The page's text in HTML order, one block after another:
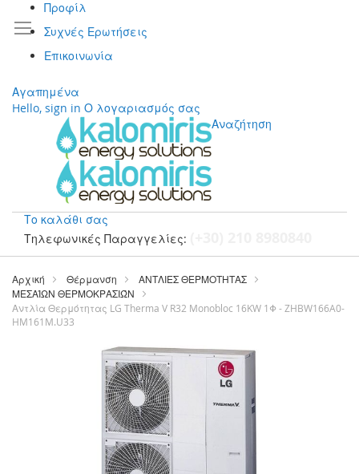
Προφίλ
Συχνές Ερωτήσεις
Επικοινωνία
Αγαπημένα
Hello, sign in Ο λογαριασμός σας
Αναζήτηση
Το καλάθι σας
Τηλεφωνικές Παραγγελίες:
Μετάβαση
περιεχόμενο
Αρχική Θέρμανση
ΑΝΤΛΙΕΣ ΘΕΡΜΟΤΗΤΑΣ
ΜΕΣΑΊΩΝ ΘΕΡΜΟΚΡΑΣΙΏΝ
Αντλία Θερμότητας LG Therma V R32 Monobloc 16KW 1Φ - ZHBW166A0-
HM161M.U33